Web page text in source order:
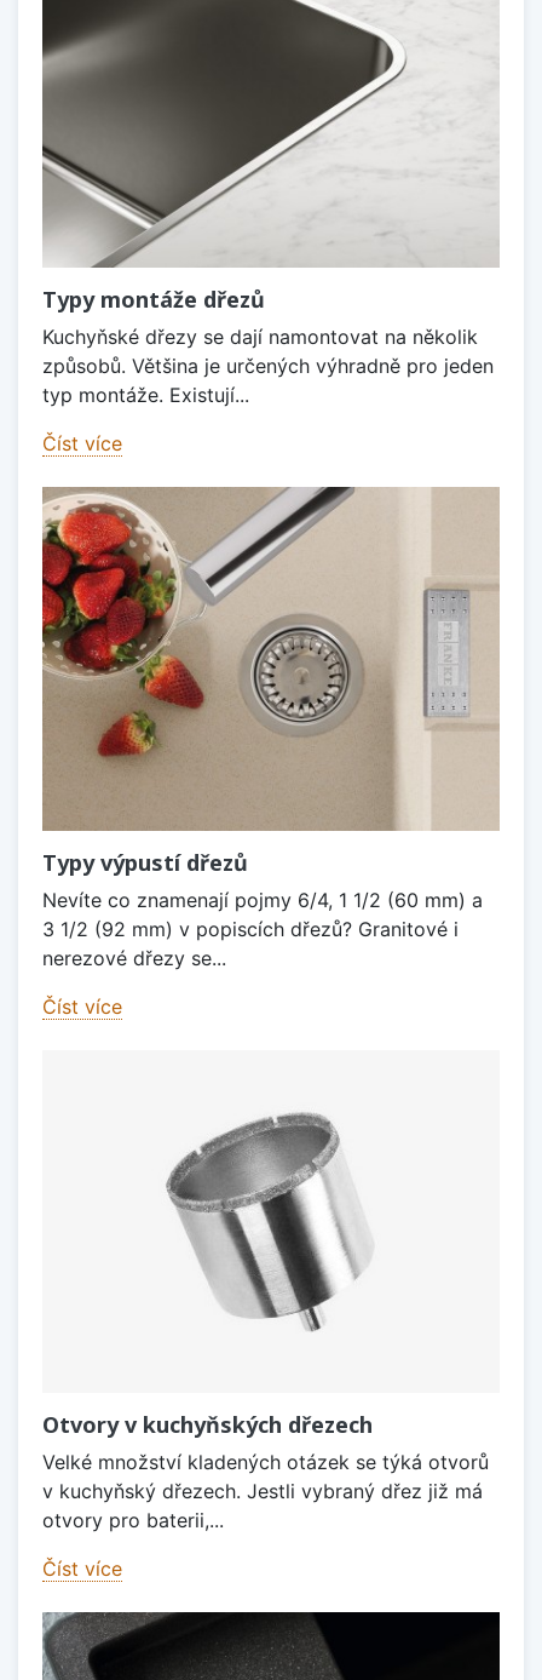
Typy montáže dřezů
Kuchyňské dřezy se dají namontovat na několik
způsobů. Většina je určených výhradně pro jeden
typ montáže. Existují...
Číst více
Typy výpustí dřezů
Nevíte co znamenají pojmy 6/4, 1 1/2 (60 mm) a
3 1/2 (92 mm) v popiscích dřezů? Granitové i
nerezové dřezy se...
Číst více
Otvory v kuchyňských dřezech
Velké množství kladených otázek se týká otvorů
v kuchyňský dřezech. Jestli vybraný dřez již má
otvory pro baterii,...
Číst více